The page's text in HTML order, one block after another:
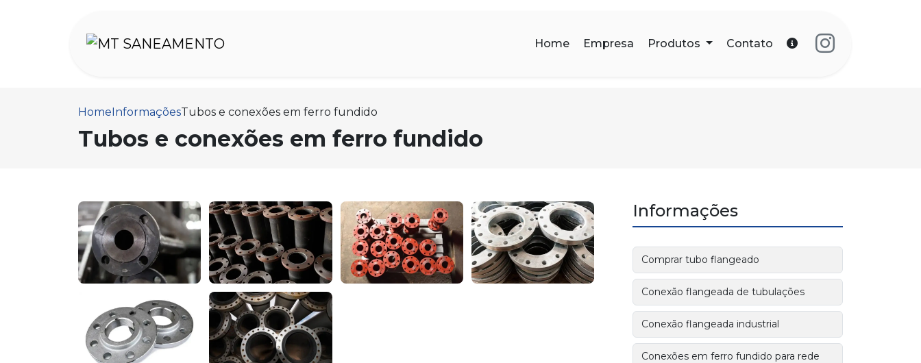
Home Empresa Produtos Contato
HomeInformaçõesTubos e conexões em ferro fundido
Tubos e conexões em ferro fundido
Informações
Comprar tubo flangeado
Conexão flangeada de tubulações
Conexão flangeada industrial
Conexões em ferro fundido para rede